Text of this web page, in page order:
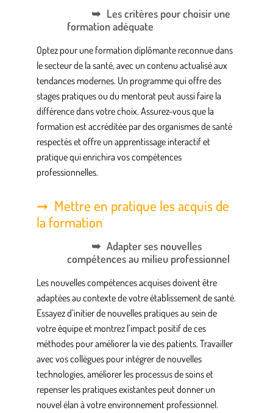
Les critères pour choisir une
formation adéquate
Optez pour une formation diplômante reconnue dans
le secteur de la santé, avec un contenu actualisé aux
tendances modernes. Un programme qui offre des
stages pratiques ou du mentorat peut aussi faire la
différence dans votre choix. Assurez-vous que la
formation est accréditée par des organismes de santé
respectés et offre un apprentissage interactif et
pratique qui enrichira vos compétences
professionnelles.
Mettre en pratique les acquis de
la formation
Adapter ses nouvelles
compétences au milieu professionnel
Les nouvelles compétences acquises doivent être
adaptées au contexte de votre établissement de santé.
Essayez d’initier de nouvelles pratiques au sein de
votre équipe et montrez l’impact positif de ces
méthodes pour améliorer la vie des patients. Travailler
avec vos collègues pour intégrer de nouvelles
technologies, améliorer les processus de soins et
repenser les pratiques existantes peut donner un
nouvel élan à votre environnement professionnel.